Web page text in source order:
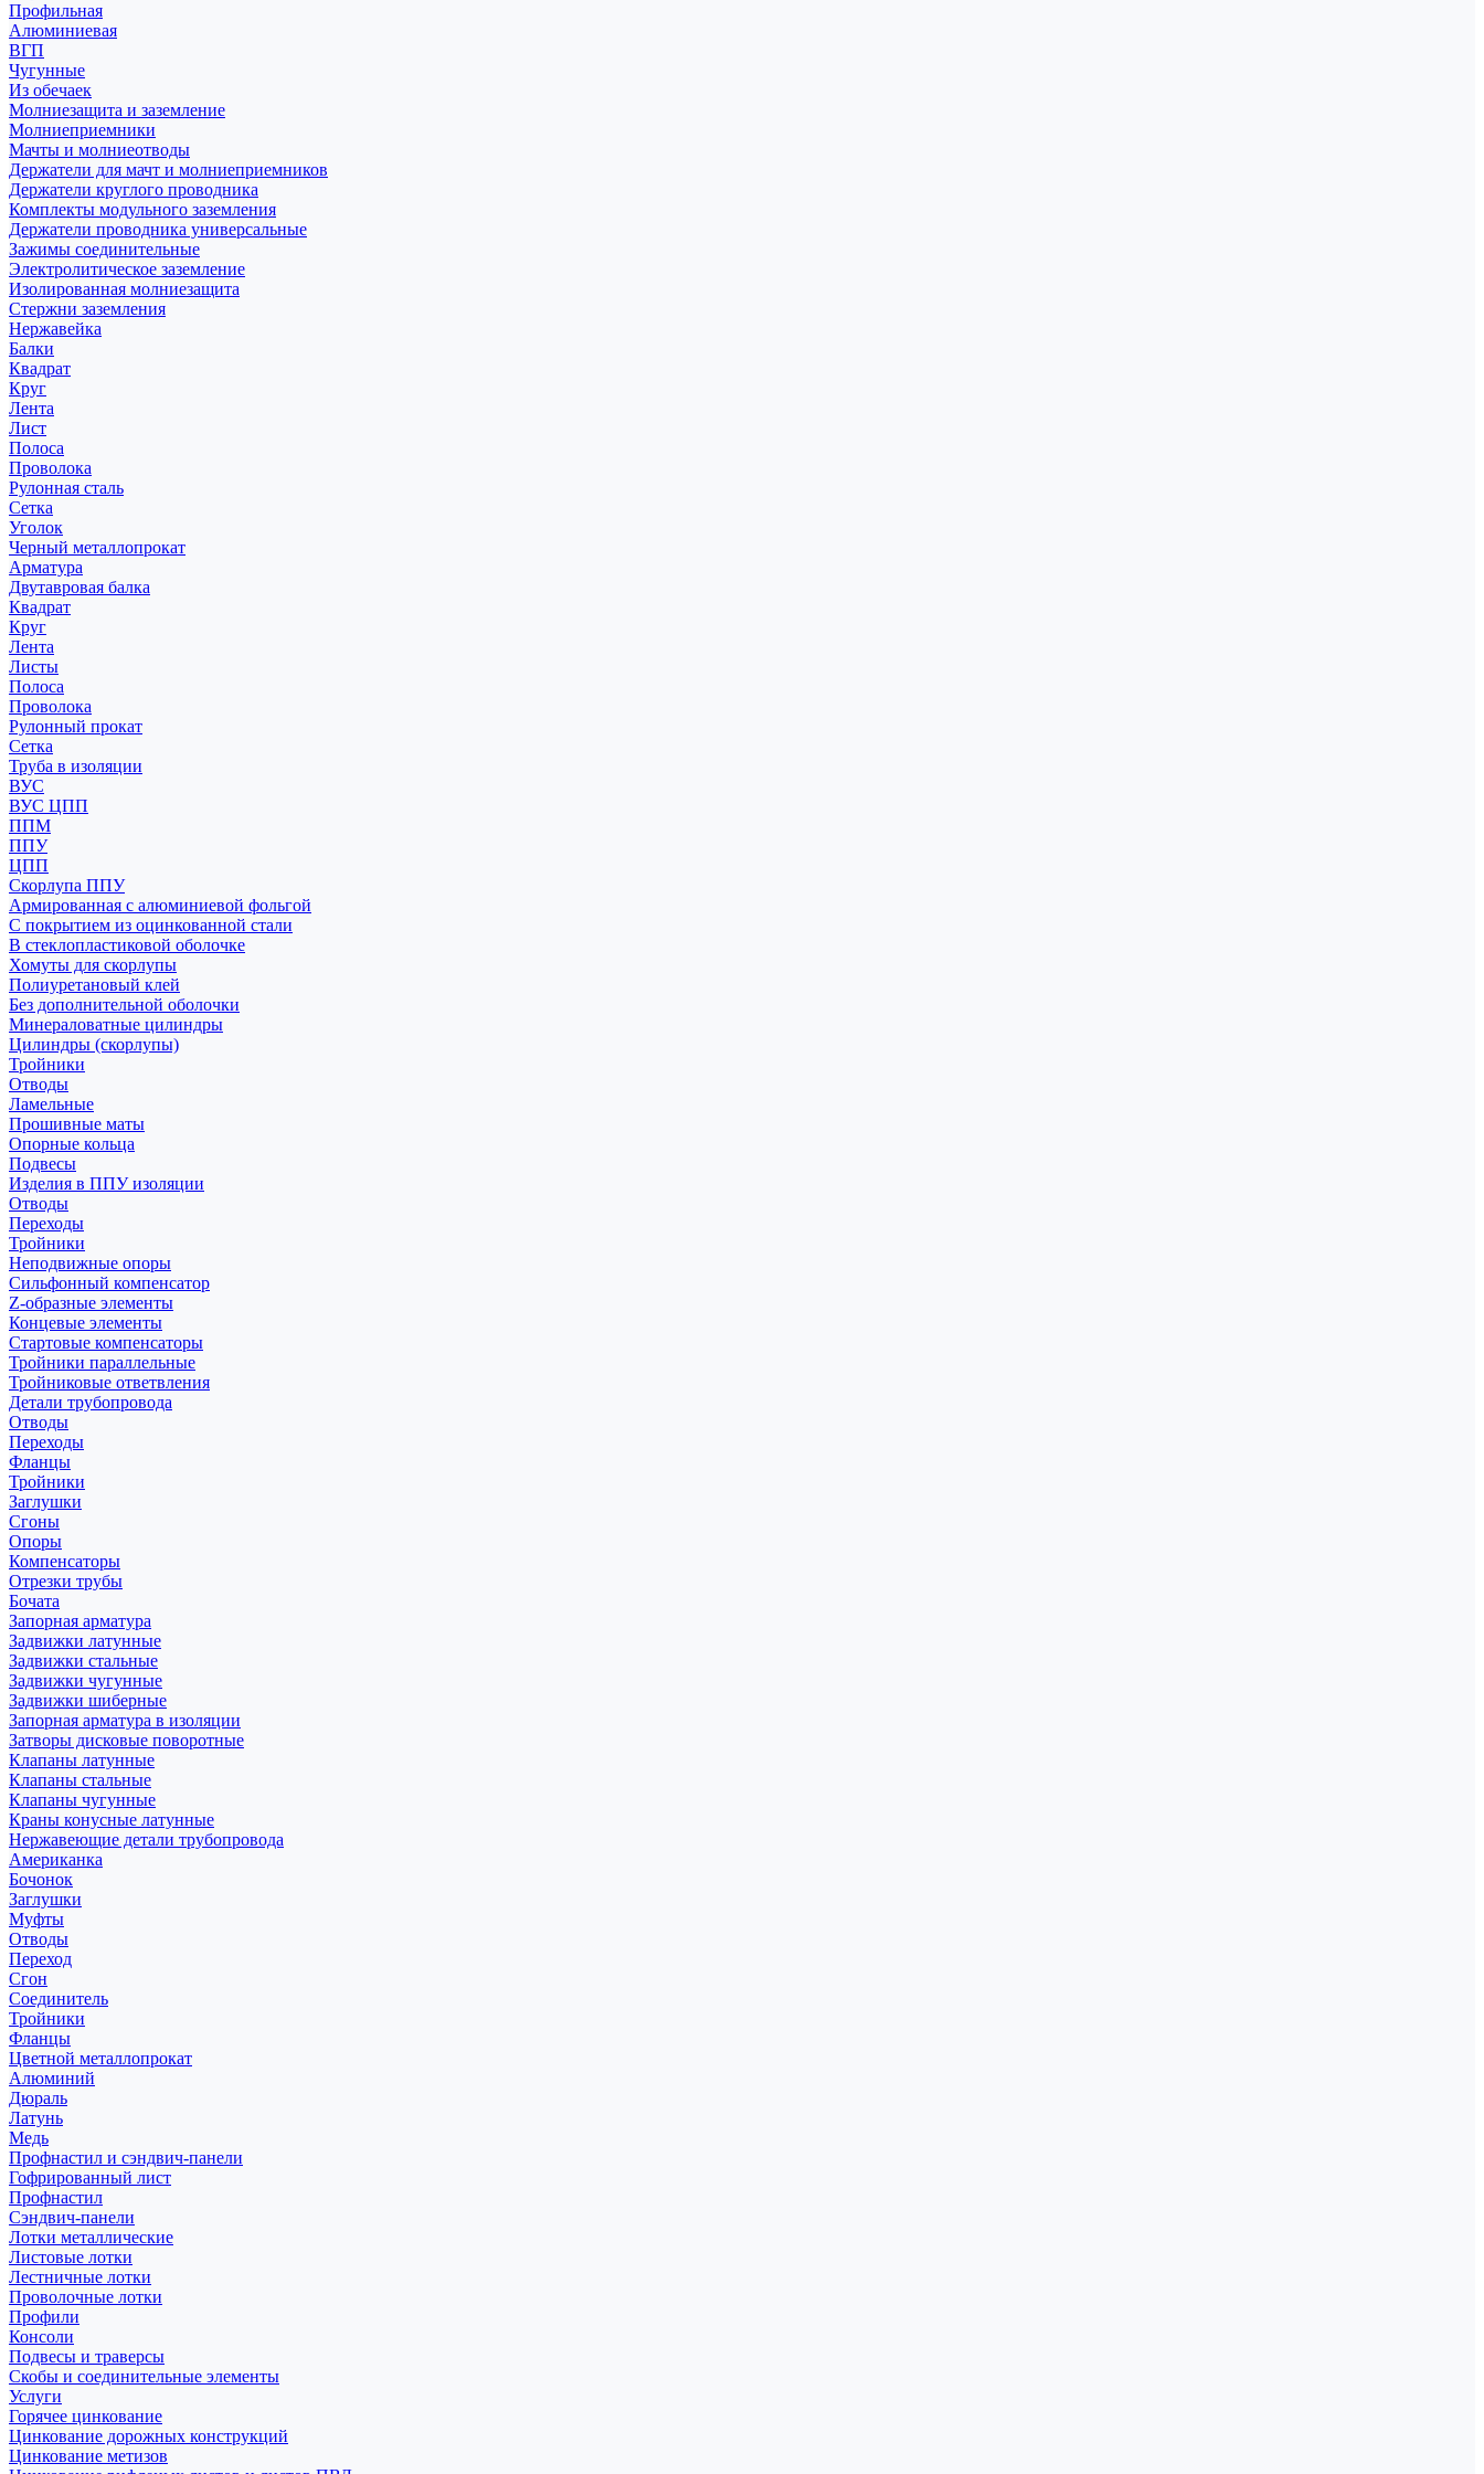
Профильная
Алюминиевая
ВГП
Чугунные
Из обечаек
Молниезащита и заземление
Молниеприемники
Мачты и молниеотводы
Держатели для мачт и молниеприемников
Держатели круглого проводника
Комплекты модульного заземления
Держатели проводника универсальные
Зажимы соединительные
Электролитическое заземление
Изолированная молниезащита
Стержни заземления
Нержавейка
Балки
Квадрат
Круг
Лента
Лист
Полоса
Проволока
Рулонная сталь
Сетка
Уголок
Черный металлопрокат
Арматура
Двутавровая балка
Квадрат
Круг
Лента
Листы
Полоса
Проволока
Рулонный прокат
Сетка
Труба в изоляции
ВУС
ВУС ЦПП
ППМ
ППУ
ЦПП
Скорлупа ППУ
Армированная с алюминиевой фольгой
С покрытием из оцинкованной стали
В стеклопластиковой оболочке
Хомуты для скорлупы
Полиуретановый клей
Без дополнительной оболочки
Минераловатные цилиндры
Цилиндры (скорлупы)
Тройники
Отводы
Ламельные
Прошивные маты
Опорные кольца
Подвесы
Изделия в ППУ изоляции
Отводы
Переходы
Тройники
Неподвижные опоры
Cильфонный компенсатор
Z-образные элементы
Концевые элементы
Стартовые компенсаторы
Тройники параллельные
Тройниковые ответвления
Детали трубопровода
Отводы
Переходы
Фланцы
Тройники
Заглушки
Сгоны
Опоры
Компенсаторы
Отрезки трубы
Бочата
Запорная арматура
Задвижки латунные
Задвижки стальные
Задвижки чугунные
Задвижки шиберные
Запорная арматура в изоляции
Затворы дисковые поворотные
Клапаны латунные
Клапаны стальные
Клапаны чугунные
Краны конусные латунные
Нержавеющие детали трубопровода
Американка
Бочонок
Заглушки
Муфты
Отводы
Переход
Сгон
Соединитель
Тройники
Фланцы
Цветной металлопрокат
Алюминий
Дюраль
Латунь
Медь
Профнастил и сэндвич-панели
Гофрированный лист
Профнастил
Сэндвич-панели
Лотки металлические
Листовые лотки
Лестничные лотки
Проволочные лотки
Профили
Консоли
Подвесы и траверсы
Скобы и соединительные элементы
Услуги
Горячее цинкование
Цинкование дорожных конструкций
Цинкование метизов